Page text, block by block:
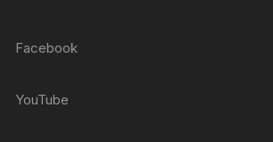
Facebook
YouTube